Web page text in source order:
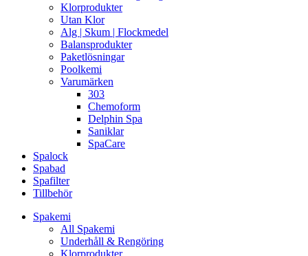
Klorprodukter
Utan Klor
Alg | Skum | Flockmedel
Balansprodukter
Paketlösningar
Poolkemi
Varumärken
303
Chemoform
Delphin Spa
Saniklar
SpaCare
Spalock
Spabad
Spafilter
Tillbehör
Spakemi
All Spakemi
Underhåll & Rengöring
Klorprodukter